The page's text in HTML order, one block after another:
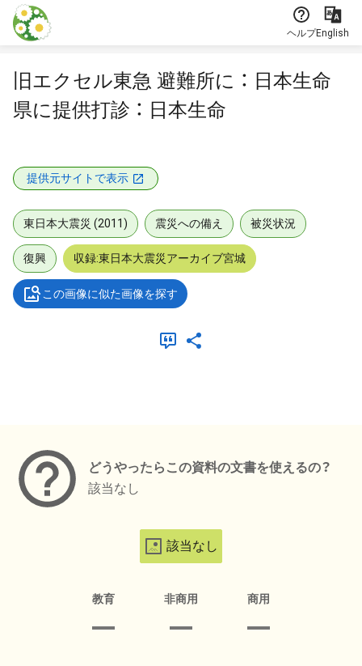
本文に飛ぶ
ヘルプEnglish
旧エクセル東急 避難所に ： 日本生命
県に提供打診 ： 日本生命
提供元サイトで表示
東日本大震災 (2011) 震災への備え 被災状況
復興 収録:東日本大震災アーカイブ宮城
この画像に似た画像を探す
どうやったらこの資料の文書を使えるの？
該当なし
該当なし
教育 非商用 商用